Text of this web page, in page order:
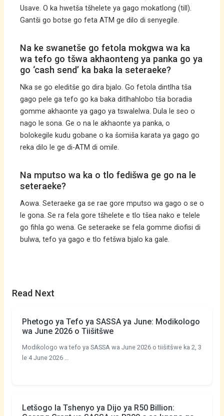
Usave. O ka hwetša tšhelete ya gago mokatlong (till).
Gantši go botse go feta ATM ge dilo di senyegile.
Na ke swanetše go fetola mokgwa wa ka
wa tefo go tšwa akhaonteng ya panka go ya
go ‘cash send’ ka baka la seteraeke?
Nka se go eleditše go dira bjalo. Go fetola dintlha tša
gago pele ga tefo go ka baka ditlhahlobo tša boradia
gomme akhaonte ya gago ya tswalelwa. Dula le seo o
nago le sona. Ge o na le akhaonte ya panka, o
bolokegile kudu gobane o ka šomiša karata ya gago go
reka dilo le ge di-ATM di omile.
Na mputso wa ka o tlo fedišwa ge go na le
seteraeke?
Aowa. Seteraeke ga se rae gore mputso wa gago o se o
le gona. Se ra fela gore tšhelete e tlo tšea nako e telele
go fihla go wena. Ge seteraeke se fela gomme diofisi di
bulwa, tefo ya gago e tlo fetšwa bjalo ka gale.
Read Next
Phetogo ya Tefo ya SASSA ya June: Modikologo
wa June 2026 o Tiišitšwe
Modikologo wa tefo ya SASSA wa June 2026 o tiišitšwe ka 2, 3
le 4 June 2026 …
Letšogo la Tshenyo ya Dijo ya R50 Billion: